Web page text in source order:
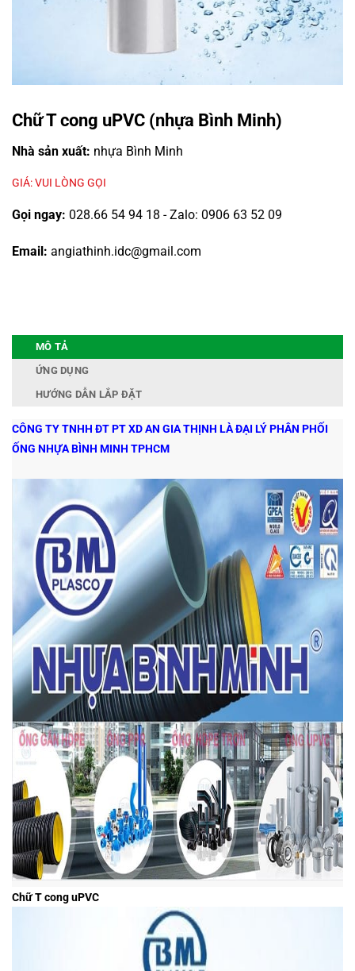
Chữ T cong uPVC (nhựa Bình Minh)
Nhà sản xuất: nhựa Bình Minh
GIÁ: VUI LÒNG GỌI
Gọi ngay: 028.66 54 94 18 - Zalo: 0906 63 52 09
Email: angiathinh.idc@gmail.com
MÔ TẢ
ỨNG DỤNG
HƯỚNG DẪN LẮP ĐẶT
CÔNG TY TNHH ĐT PT XD AN GIA THỊNH LÀ ĐẠI LÝ PHÂN PHỐI
ỐNG NHỰA BÌNH MINH TPHCM
Chữ T cong uPVC